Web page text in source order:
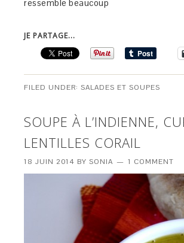
ressemble beaucoup
JE PARTAGE...
FILED UNDER:SALADES ET SOUPES
SOUPE À L’INDIENNE,
LENTILLES CORAIL
18 JUIN 2014 BYSONIA 1 COMMENT